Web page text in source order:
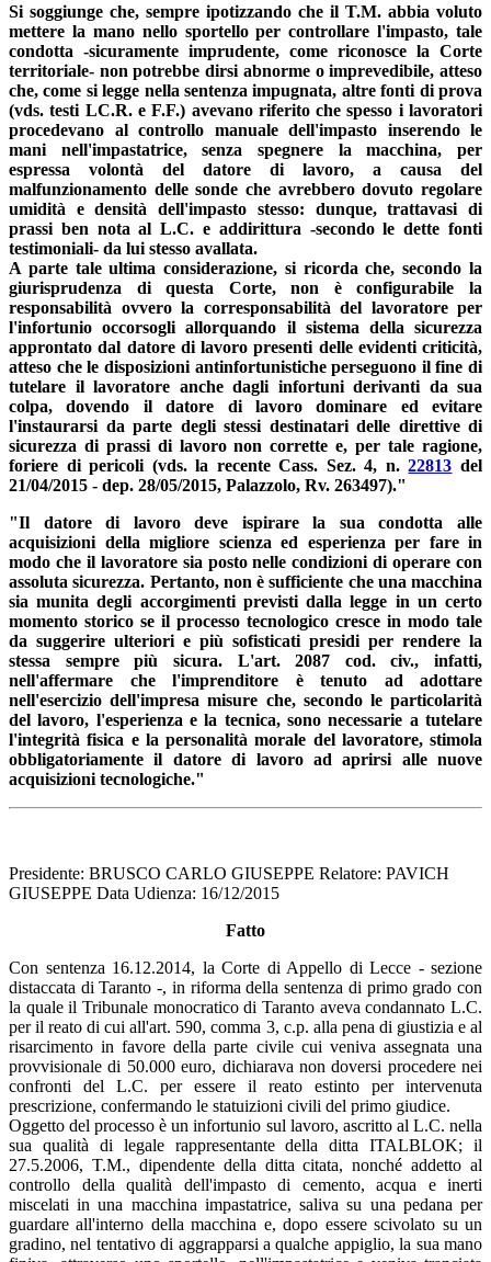
Si soggiunge che, sempre ipotizzando che il T.M. abbia voluto
mettere la mano nello sportello per controllare l'impasto, tale
condotta -sicuramente imprudente, come riconosce la Corte
territoriale- non potrebbe dirsi abnorme o imprevedibile, atteso
che, come si legge nella sentenza impugnata, altre fonti di prova
(vds. testi LC.R. e F.F.) avevano riferito che spesso i lavoratori
procedevano al controllo manuale dell'impasto inserendo le
mani nell'impastatrice, senza spegnere la macchina, per
espressa volontà del datore di lavoro, a causa del
malfunzionamento delle sonde che avrebbero dovuto regolare
umidità e densità dell'impasto stesso: dunque, trattavasi di
prassi ben nota al L.C. e addirittura -secondo le dette fonti
testimoniali- da lui stesso avallata.
A parte tale ultima considerazione, si ricorda che, secondo la
giurisprudenza di questa Corte, non è configurabile la
responsabilità ovvero la corresponsabilità del lavoratore per
l'infortunio occorsogli allorquando il sistema della sicurezza
approntato dal datore di lavoro presenti delle evidenti criticità,
atteso che le disposizioni antinfortunistiche perseguono il fine di
tutelare il lavoratore anche dagli infortuni derivanti da sua
colpa, dovendo il datore di lavoro dominare ed evitare
l'instaurarsi da parte degli stessi destinatari delle direttive di
sicurezza di prassi di lavoro non corrette e, per tale ragione,
foriere di pericoli (vds. la recente Cass. Sez. 4, n.22813 del
21/04/2015 - dep. 28/05/2015, Palazzolo, Rv. 263497)."
"Il datore di lavoro deve ispirare la sua condotta alle
acquisizioni della migliore scienza ed esperienza per fare in
modo che il lavoratore sia posto nelle condizioni di operare con
assoluta sicurezza. Pertanto, non è sufficiente che una macchina
sia munita degli accorgimenti previsti dalla legge in un certo
momento storico se il processo tecnologico cresce in modo tale
da suggerire ulteriori e più sofisticati presidi per rendere la
stessa sempre più sicura. L'art. 2087 cod. civ., infatti,
nell'affermare che l'imprenditore è tenuto ad adottare
nell'esercizio dell'impresa misure che, secondo le particolarità
del lavoro, l'esperienza e la tecnica, sono necessarie a tutelare
l'integrità fisica e la personalità morale del lavoratore, stimola
obbligatoriamente il datore di lavoro ad aprirsi alle nuove
acquisizioni tecnologiche."
Presidente: BRUSCO CARLO GIUSEPPE Relatore: PAVICH
GIUSEPPE Data Udienza: 16/12/2015
Fatto
Con sentenza 16.12.2014, la Corte di Appello di Lecce - sezione
distaccata di Taranto -, in riforma della sentenza di primo grado con
la quale il Tribunale monocratico di Taranto aveva condannato L.C.
per il reato di cui all'art. 590, comma 3, c.p. alla pena di giustizia e al
risarcimento in favore della parte civile cui veniva assegnata una
provvisionale di 50.000 euro, dichiarava non doversi procedere nei
confronti del L.C. per essere il reato estinto per intervenuta
prescrizione, confermando le statuizioni civili del primo giudice.
Oggetto del processo è un infortunio sul lavoro, ascritto al L.C. nella
sua qualità di legale rappresentante della ditta ITALBLOK; il
27.5.2006, T.M., dipendente della ditta citata, nonché addetto al
controllo della qualità dell'impasto di cemento, acqua e inerti
miscelati in una macchina impastatrice, saliva su una pedana per
guardare all'interno della macchina e, dopo essere scivolato su un
gradino, nel tentativo di aggrapparsi a qualche appiglio, la sua mano